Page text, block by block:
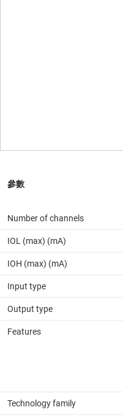
Number of channels
IOL (max) (mA)
IOH (max) (mA)
Input type
Output type
Features
Technology family